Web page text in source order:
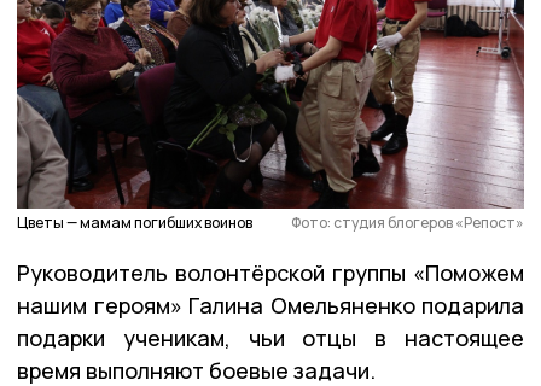
Цветы — мамам погибших воинов Фото: студия блогеров «Репост»
Руководитель волонтёрской группы «Поможем
нашим героям» Галина Омельяненко подарила
подарки ученикам, чьи отцы в настоящее
время выполняют боевые задачи.